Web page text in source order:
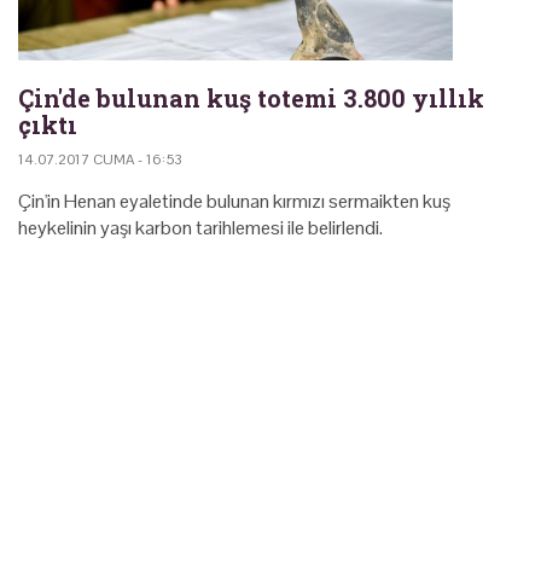
Çin'de bulunan kuş totemi 3.800 yıllık
çıktı
14.07.2017 CUMA - 16:53
Çin'in Henan eyaletinde bulunan kırmızı sermaikten kuş
heykelinin yaşı karbon tarihlemesi ile belirlendi.